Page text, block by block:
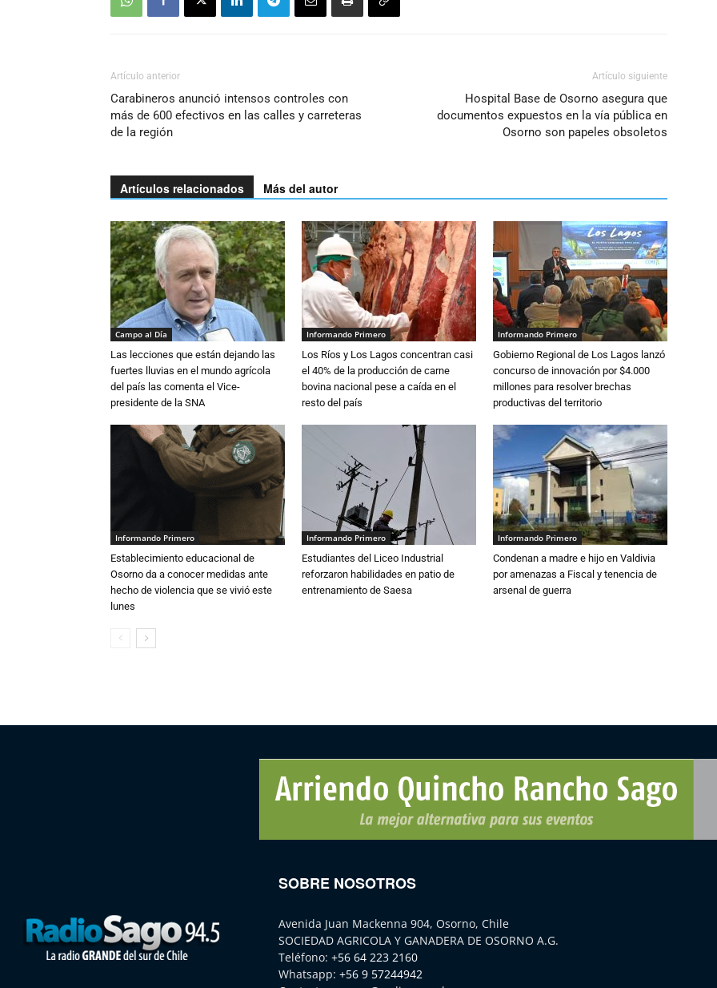
Artículo anterior
Carabineros anunció intensos controles con
más de 600 efectivos en las calles y carreteras
de la región
Artículo siguiente
Hospital Base de Osorno asegura que
documentos expuestos en la vía pública en
Osorno son papeles obsoletos
Artículos relacionados Más del autor
Campo al Día
Las lecciones que están dejando las
fuertes lluvias en el mundo agrícola
del país las comenta el Vice-
presidente de la SNA
Informando Primero
Los Ríos y Los Lagos concentran casi
el 40% de la producción de carne
bovina nacional pese a caída en el
resto del país
Informando Primero
Gobierno Regional de Los Lagos lanzó
concurso de innovación por $4.000
millones para resolver brechas
productivas del territorio
Informando Primero
Establecimiento educacional de
Osorno da a conocer medidas ante
hecho de violencia que se vivió este
lunes
Informando Primero
Estudiantes del Liceo Industrial
reforzaron habilidades en patio de
entrenamiento de Saesa
Informando Primero
Condenan a madre e hijo en Valdivia
por amenazas a Fiscal y tenencia de
arsenal de guerra
SOBRE NOSOTROS
Avenida Juan Mackenna 904, Osorno, Chile
SOCIEDAD AGRICOLA Y GANADERA DE OSORNO A.G.
Teléfono: +56 64 223 2160
Whatsapp: +56 9 57244942